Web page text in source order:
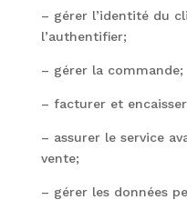
– gérer l’identité du
l’authentifier;
– gérer la commande;
– facturer et
– assurer le service
vente;
– gérer les données